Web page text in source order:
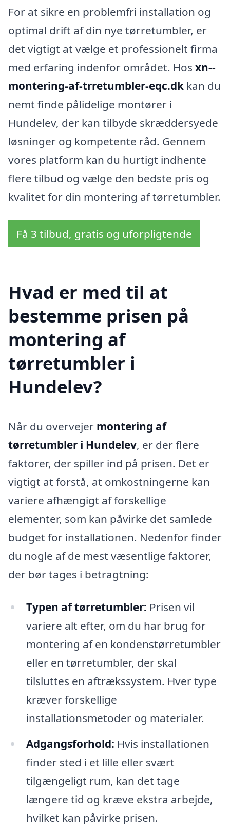
For at sikre en problemfri installation og
optimal drift af din nye tørretumbler, er
det vigtigt at vælge et professionelt firma
med erfaring indenfor området. Hos xn--
montering-af-trretumbler-eqc.dk kan du
nemt finde pålidelige montører i
Hundelev, der kan tilbyde skræddersyede
løsninger og kompetente råd. Gennem
vores platform kan du hurtigt indhente
flere tilbud og vælge den bedste pris og
kvalitet for din montering af tørretumbler.
Få 3 tilbud, gratis og uforpligtende
Hvad er med til at
bestemme prisen på
montering af
tørretumbler i
Hundelev?
Når du overvejer montering af
tørretumbler i Hundelev, er der flere
faktorer, der spiller ind på prisen. Det er
vigtigt at forstå, at omkostningerne kan
variere afhængigt af forskellige
elementer, som kan påvirke det samlede
budget for installationen. Nedenfor finder
du nogle af de mest væsentlige faktorer,
der bør tages i betragtning:
Typen af tørretumbler: Prisen vil
variere alt efter, om du har brug for
montering af en kondenstørretumbler
eller en tørretumbler, der skal
tilsluttes en aftrækssystem. Hver type
kræver forskellige
installationsmetoder og materialer.
Adgangsforhold: Hvis installationen
finder sted i et lille eller svært
tilgængeligt rum, kan det tage
længere tid og kræve ekstra arbejde,
hvilket kan påvirke prisen.